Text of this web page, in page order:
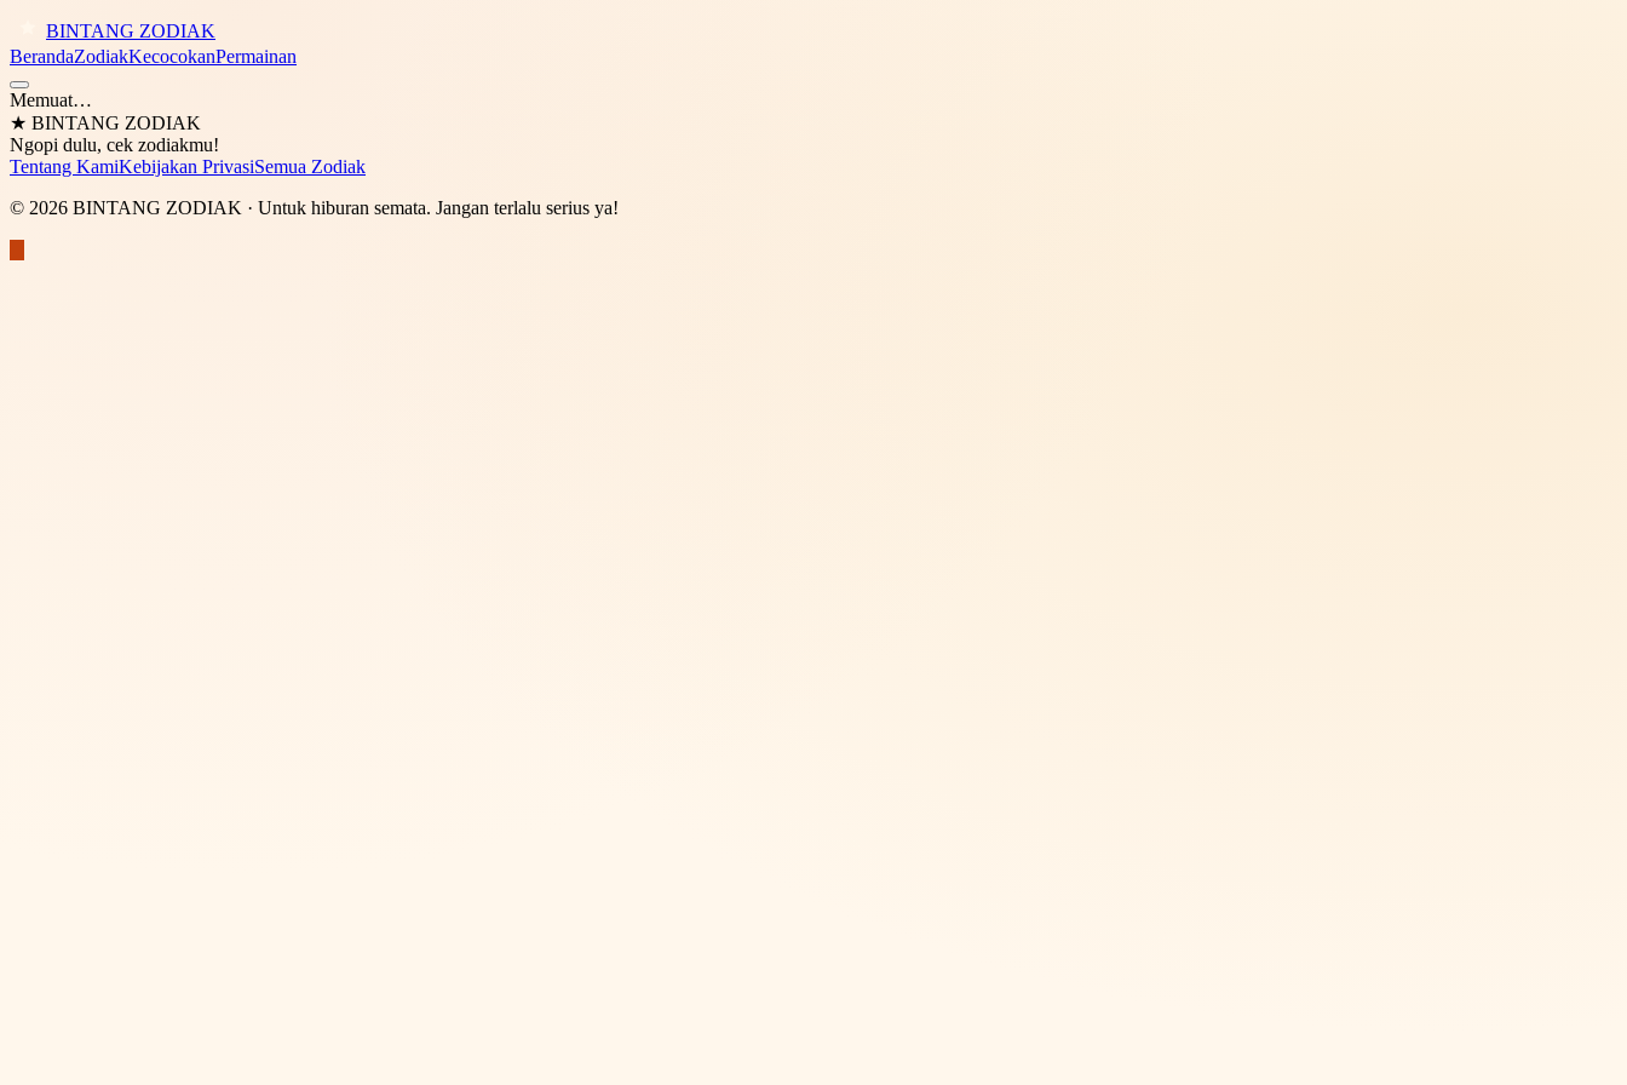
BINTANG ZODIAK
BerandaZodiakKecocokanPermainan
Memuat…
★ BINTANG ZODIAK
Ngopi dulu, cek zodiakmu!
Tentang KamiKebijakan PrivasiSemua Zodiak
© 2026 BINTANG ZODIAK · Untuk hiburan semata. Jangan terlalu serius ya!